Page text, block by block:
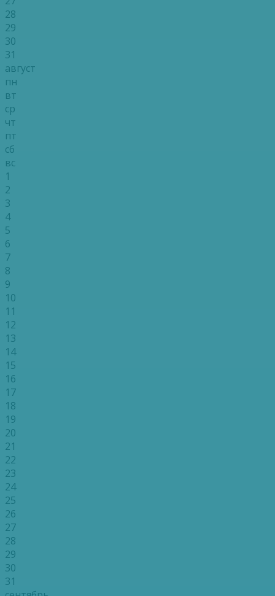
28
29
30
31
август
пн
вт
ср
чт
пт
сб
вс
1
2
3
4
5
6
7
8
9
10
11
12
13
14
15
16
17
18
19
20
21
22
23
24
25
26
27
28
29
30
31